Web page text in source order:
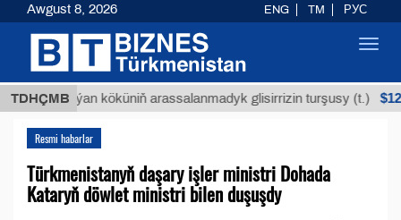
TDHÇMB
Buýan köküniň arassalanmadyk glisirrizin turşusy (t.) $12935,18
Resmi habarlar
Türkmenistanyň daşary işler ministri Dohada
Kataryň döwlet ministri bilen duşuşdy
Awgust 8, 2026 ENG TM РУС